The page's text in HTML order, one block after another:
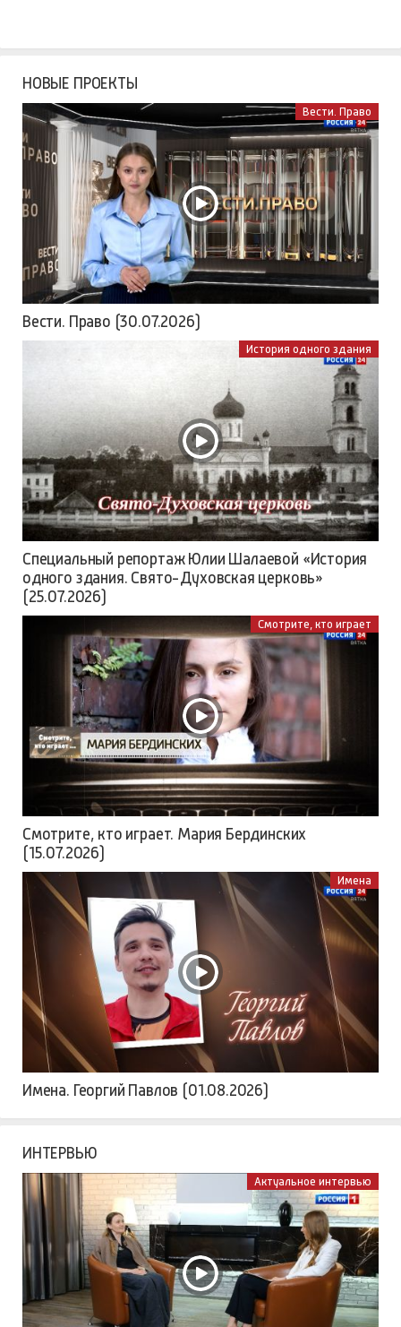
НОВЫЕ ПРОЕКТЫ
Вести. Право
Вести. Право (30.07.2026)
История одного здания
Специальный репортаж Юлии Шалаевой «История
одного здания. Свято-Духовская церковь»
(25.07.2026)
Смотрите, кто играет
Смотрите, кто играет. Мария Бердинских
(15.07.2026)
Имена
Имена. Георгий Павлов (01.08.2026)
ИНТЕРВЬЮ
Актуальное интервью